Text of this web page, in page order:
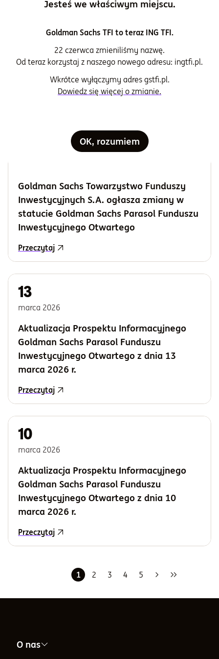
Aktualizacja Prospektu Informacyjnego
Goldman Sachs Parasol Funduszu
kwietnia 2026 r.
Goldman Sachs Towarzystwo Funduszy
Inwestycyjnych S.A. ogłasza zmiany w
statucie Goldman Sachs Parasol Funduszu
Inwestycyjnego Otwartego
Przeczytaj
13
marca 2026
Aktualizacja Prospektu Informacyjnego
Goldman Sachs Parasol Funduszu
Inwestycyjnego Otwartego z dnia 13
marca 2026 r.
Przeczytaj
10
marca 2026
Aktualizacja Prospektu Informacyjnego
Goldman Sachs Parasol Funduszu
Inwestycyjnego Otwartego z dnia 10
marca 2026 r.
Przeczytaj
1 2 3 4 5
NastępnaOstatnia
O nas
Jesteś we właściwym miejscu.
Goldman Sachs TFI to teraz ING TFI.
22 czerwca zmieniliśmy nazwę.
Od teraz korzystaj z naszego nowego adresu: ingtfi.pl.
Wkrótce wyłączymy adres gstfi.pl.
Dowiedz się więcej o zmianie.
OK, rozumiem